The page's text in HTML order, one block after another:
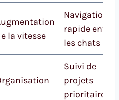
la vitesse
Navigation
rapide entre
les chats
Suivi de
projets
prioritaires